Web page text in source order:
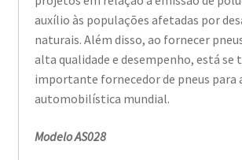
auxílio às populações afetadas por
naturais. Além disso, ao fornecer
alta qualidade e desempenho, está se
importante fornecedor de pneus para
automobilística mundial.
Modelo AS028